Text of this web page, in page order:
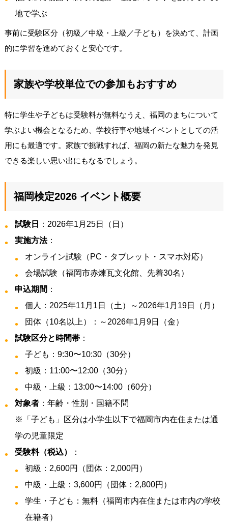
地で学ぶ
事前に受験区分（初級／中級・上級／子ども）を決めて、計画
的に学習を進めておくと安心です。
家族や学校単位での参加もおすすめ
特に学生や子どもは受験料が無料なうえ、福岡のまちについて
学ぶよい機会となるため、学校行事や地域イベントとしての活
用にも最適です。家族で挑戦すれば、福岡の新たな魅力を発見
できる楽しい思い出にもなるでしょう。
福岡検定2026 イベント概要
試験日
：2026年1月25日（日）
実施方法：
オンライン試験（PC・タブレット・スマホ対応）
会場試験（福岡市赤煉瓦文化館、先着30名）
申込期間 ：
個人：2025年11月1日（土）～2026年1月19日（月）
団体（10名以上）：～2026年1月9日（金）
試験区分と時間帯：
子ども：9:30〜10:30（30分）
初級：11:00〜12:00（30分）
中級・上級：13:00〜14:00（60分）
対象者：年齢・性別・国籍不問
※「子ども」区分は小学生以下で福岡市内在住または通
学の児童限定
受験料（税込）
：
初級：2,600円（団体：2,000円）
中級・上級：3,600円（団体：2,800円）
学生・子ども：無料（福岡市内在住または市内の学校
在籍者）